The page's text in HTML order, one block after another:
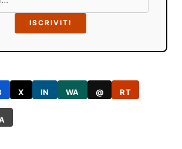
ISCRIVITI
X IN WA @ RT